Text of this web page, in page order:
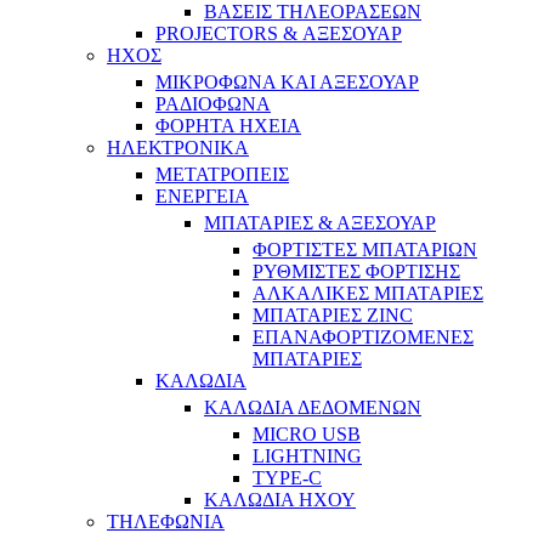
ΒΑΣΕΙΣ ΤΗΛΕΟΡΑΣΕΩΝ
PROJECTORS & ΑΞΕΣΟΥΑΡ
ΗΧΟΣ
ΜΙΚΡΟΦΩΝΑ ΚΑΙ ΑΞΕΣΟΥΑΡ
ΡΑΔΙΟΦΩΝΑ
ΦΟΡΗΤΑ ΗΧΕΙΑ
ΗΛΕΚΤΡΟΝΙΚΑ
ΜΕΤΑΤΡΟΠΕΙΣ
ΕΝΕΡΓΕΙΑ
ΜΠΑΤΑΡΙΕΣ & ΑΞΕΣΟΥΑΡ
ΦΟΡΤΙΣΤΕΣ ΜΠΑΤΑΡΙΩΝ
ΡΥΘΜΙΣΤΕΣ ΦΟΡΤΙΣΗΣ
ΑΛΚΑΛΙΚΕΣ ΜΠΑΤΑΡΙΕΣ
ΜΠΑΤΑΡΙΕΣ ZINC
ΕΠΑΝΑΦΟΡΤΙΖΟΜΕΝΕΣ
ΜΠΑΤΑΡΙΕΣ
ΚΑΛΩΔΙΑ
ΚΑΛΩΔΙΑ ΔΕΔΟΜΕΝΩΝ
MICRO USB
LIGHTNING
TYPE-C
ΚΑΛΩΔΙΑ ΗΧΟΥ
ΤΗΛΕΦΩΝΙΑ